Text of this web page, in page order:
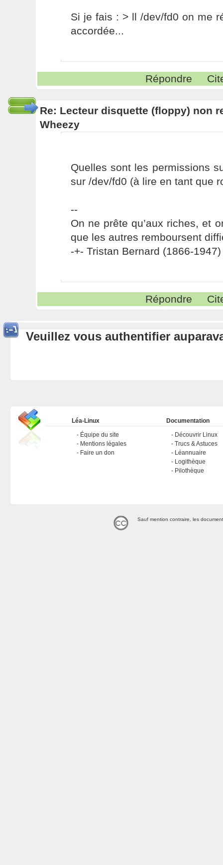
Si je fais : > ll /dev/fd0 on me
accordée...
Répondre
Re: Lecteur disquette (floppy) non
Wheezy
Quelles sont les permissions
sur /dev/fd0 (à lire en tant que
--
On ne prête qu’aux riches, et
que les autres remboursent
-+- Tristan Bernard (1866-1947)
Répondre
Veuillez vous authentifier
Léa-Linux
Équipe du site
Mentions légales
Faire un don
Documentation
Découvrir Linux
Trucs & Astuces
Léannuaire
Logithèque
Pilothèque
Sauf mention contraire, les